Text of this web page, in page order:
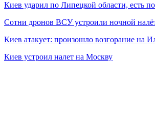
Киев ударил по Липецкой области, есть
Сотни дронов ВСУ устроили ночной
Киев атакует: произошло возгорание на
Киев устроил налет на Москву